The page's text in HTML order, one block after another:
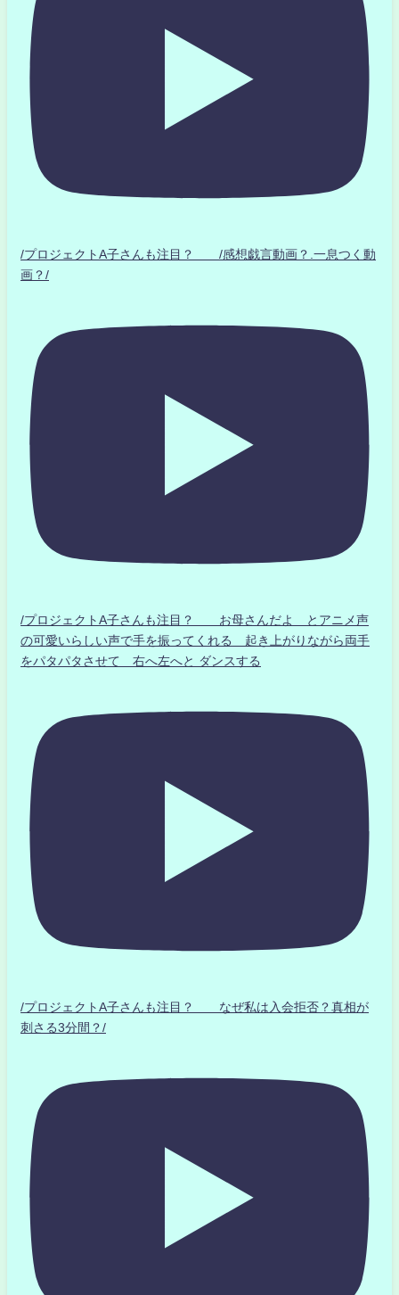
/プロジェクトA子さんも注目？ /感想戯言動画？.一息つく動
画？/
/プロジェクトA子さんも注目？ お母さんだよ とアニメ声
の可愛いらしい声で手を振ってくれる 起き上がりながら両手
をパタパタさせて 右へ左へと ダンスする
/プロジェクトA子さんも注目？ なぜ私は入会拒否？真相が
刺さる3分間？/